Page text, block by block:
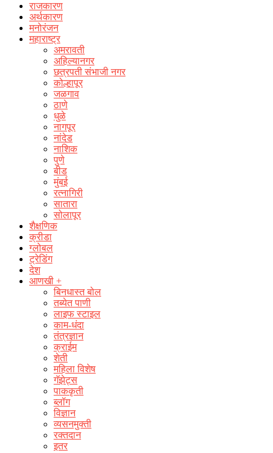
राजकारण
अर्थकारण
मनोरंजन
महाराष्ट्र
अमरावती
अहिल्यानगर
छत्रपती संभाजी नगर
कोल्हापूर
जळगाव
ठाणे
धुळे
नागपूर
नांदेड
नाशिक
पुणे
बीड
मुंबई
रत्नागिरी
सातारा
सोलापूर
शैक्षणिक
क्रीडा
ग्लोबल
ट्रेडिंग
देश
आणखी +
बिनधास्त बोल
तब्येत पाणी
लाइफ स्टाइल
काम-धंदा
तंत्रज्ञान
क्राईम
शेती
महिला विशेष
गॅझेट्स
पाककृती
ब्लॉग
विज्ञान
व्यसनमुक्ती
रक्‍तदान
इतर